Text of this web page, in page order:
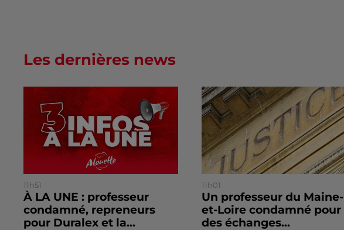
Les dernières news
11h51
À LA UNE : professeur
condamné, repreneurs
pour Duralex et la...
11h01
Un professeur du Maine-
et-Loire condamné pour
des échanges...